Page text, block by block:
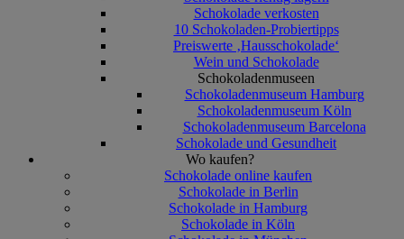
Schokolade verkosten
10 Schokoladen-Probiertipps
Preiswerte ‚Hausschokolade‘
Wein und Schokolade
Schokoladenmuseen
Schokoladenmuseum Hamburg
Schokoladenmuseum Köln
Schokoladenmuseum Barcelona
Schokolade und Gesundheit
Wo kaufen?
Schokolade online kaufen
Schokolade in Berlin
Schokolade in Hamburg
Schokolade in Köln